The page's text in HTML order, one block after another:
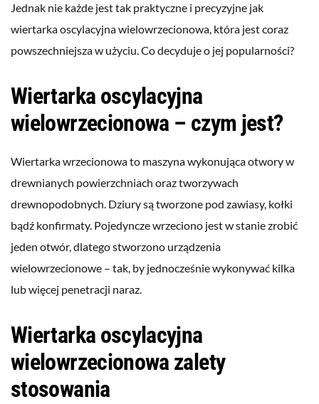
Jednak nie każde jest tak praktyczne i precyzyjne jak
wiertarka oscylacyjna wielowrzecionowa, która jest coraz
powszechniejsza w użyciu. Co decyduje o jej popularności?
Wiertarka oscylacyjna
wielowrzecionowa – czym jest?
Wiertarka wrzecionowa to maszyna wykonująca otwory w
drewnianych powierzchniach oraz tworzywach
drewnopodobnych. Dziury są tworzone pod zawiasy, kołki
bądź konfirmaty. Pojedyncze wrzeciono jest w stanie zrobić
jeden otwór, dlatego stworzono urządzenia
wielowrzecionowe – tak, by jednocześnie wykonywać kilka
lub więcej penetracji naraz.
Wiertarka oscylacyjna
wielowrzecionowa zalety
stosowania